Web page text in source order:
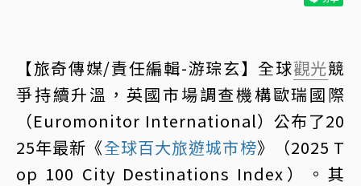
【旅奇傳媒/責任編輯-游琮玄】全球觀光競
爭持續升溫，英國市場調查機構歐瑞國際
（Euromonitor International）公布了20
25年最新《全球百大旅遊城市榜》（2025 T
op 100 City Destinations Index）。其